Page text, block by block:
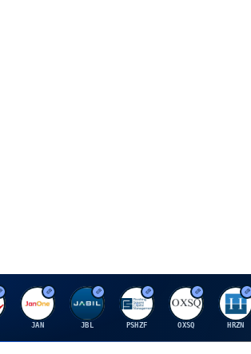
J
JAN
J
JBL
P
PSHZF
O
OXSQ
H
HRZN